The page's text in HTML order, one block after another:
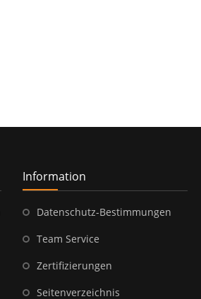
Information
Datenschutz-Bestimmungen
Team Service
Zertifizierungen
Seitenverzeichnis